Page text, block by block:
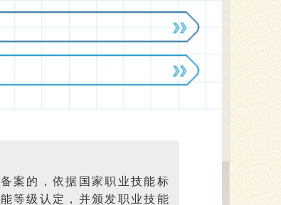
案的，依据国家职业技能标
等级认定，并颁发职业技能